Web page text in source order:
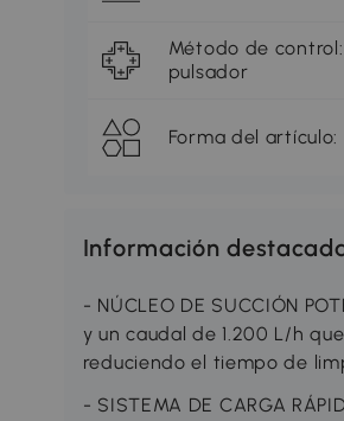
Método de
pulsador
Forma del artículo:
Información
- NÚCLEO DE SUCCIÓN
y un caudal de 1.200 L/h
reduciendo el tiempo de
- SISTEMA DE CARGA